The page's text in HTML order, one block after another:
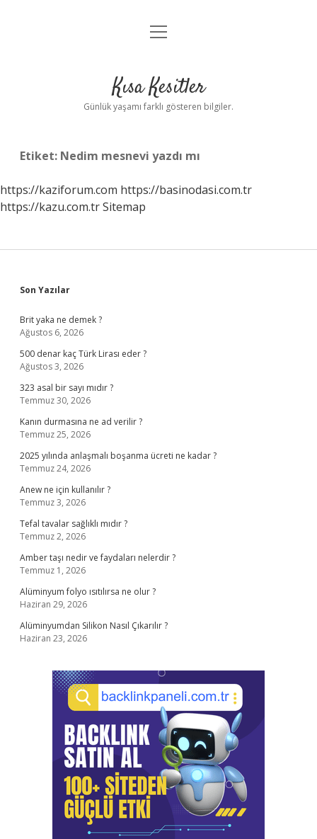
Anasayfa
Yasal Uyarı
menüyü
Kısa Kesitler
Günlük yaşamı farklı gösteren bilgiler.
Etiket: Nedim mesnevi yazdı mı
https://kaziforum.com https://basinodasi.com.tr
https://kazu.com.trSitemap
Sidebar
Son Yazılar
Brit yaka ne demek ?
Ağustos 6, 2026
500 denar kaç Türk Lirası eder ?
Ağustos 3, 2026
323 asal bir sayı mıdır ?
Temmuz 30, 2026
Kanın durmasına ne ad verilir ?
Temmuz 25, 2026
2025 yılında anlaşmalı boşanma ücreti ne kadar ?
Temmuz 24, 2026
Anew ne için kullanılır ?
Temmuz 3, 2026
Tefal tavalar sağlıklı mıdır ?
Temmuz 2, 2026
Amber taşı nedir ve faydaları nelerdir ?
Temmuz 1, 2026
Alüminyum folyo ısıtılırsa ne olur ?
Haziran 29, 2026
Alüminyumdan Silikon Nasıl Çıkarılır ?
Haziran 23, 2026